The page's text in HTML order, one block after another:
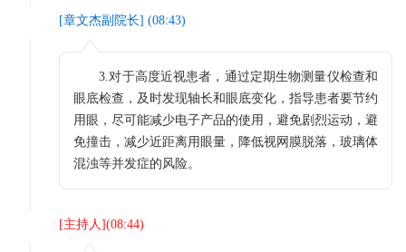
[章文杰副院长] (08:43)
3.对于高度近视患者，通过定期生物测量仪检查和
眼底检查，及时发现轴长和眼底变化，指导患者要节约
用眼，尽可能减少电子产品的使用，避免剧烈运动，避
免撞击，减少近距离用眼量，降低视网膜脱落，玻璃体
混浊等并发症的风险。
[主持人 ](08:44)